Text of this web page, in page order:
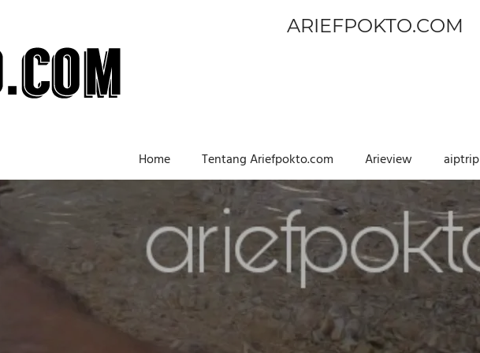
ARIEFPOKTO.COM
Home Tentang Ariefpokto.com Arieview aiptrip